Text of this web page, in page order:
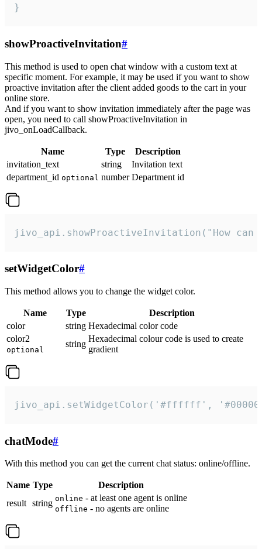
}
showProactiveInvitation#
This method is used to open chat window with a custom text at
specific moment. For example, it may be used if you want to show
proactive invitation after the client added goods to the cart in your
online store.
And if you want to show invitation immediately after the page was
open, you need to call showProactiveInvitation in
jivo_onLoadCallback.
Name Type
Description
invitation_text
string
Invitation text
department_id optional number Department id
jivo_api.showProactiveInvitation("How
setWidgetColor#
This method allows you to change the widget color.
Name Type
Description
color
string Hexadecimal color code
color2
optional
string
Hexadecimal colour code is used to create
gradient
jivo_api.setWidgetColor('#ffffff',
chatMode#
With this method you can get the current chat status: online/offline.
Name Type
Description
result string online - at least one agent is online
offline - no agents are online